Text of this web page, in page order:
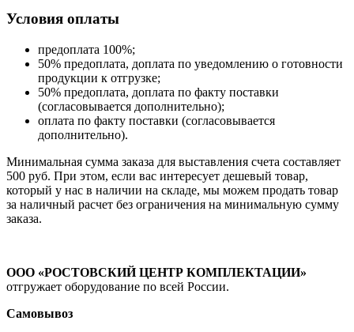
Условия оплаты
предоплата 100%;
50% предоплата, доплата по уведомлению о готовности
продукции к отгрузке;
50% предоплата, доплата по факту поставки
(согласовывается дополнительно);
оплата по факту поставки (согласовывается
дополнительно).
Минимальная сумма заказа для выставления счета составляет
500 руб. При этом, если вас интересует дешевый товар,
который у нас в наличии на складе, мы можем продать товар
за наличный расчет без ограничения на минимальную сумму
заказа.
ООО «РОСТОВСКИЙ ЦЕНТР КОМПЛЕКТАЦИИ»
отгружает оборудование по всей России.
Самовывоз